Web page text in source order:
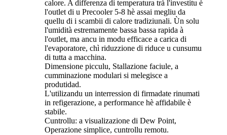
calore. A differenza di temperatura trà l'investitu è
​​l'outlet di u Precooler 5-8 hè assai megliu da
quellu di i scambii di calore tradiziunali. Ùn solu
l'umidità estremamente bassa bassa rapida à
l'outlet, ma ancu in modu efficace a carica di
l'evaporatore, chì riduzzione di riduce u cunsumu
di tutta a macchina.
Dimensione picculu, Stallazione faciule, a
cumminazione modulari si melegisce a
produtidad.
L'utilizandu un interression di firmadate rinumati
in refigerazione, a performance hè affidabile è
stabile.
Cuntrollu: a visualizazione di Dew Point,
Operazione simplice, cuntrollu remotu.